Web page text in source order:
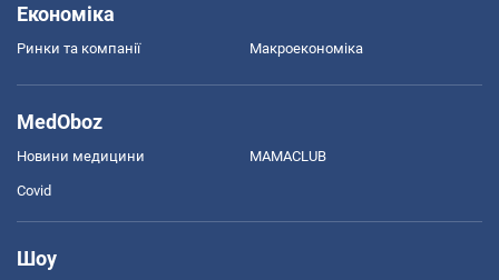
Економіка
Ринки та компанії Макроекономіка
MedOboz
Новини медицини MAMACLUB
Covid
Шоу